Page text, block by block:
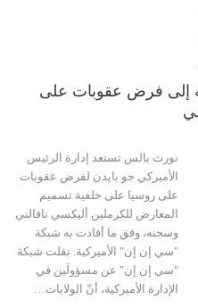
إلى فرض عقوبات على
نورث بالس تستعد إدارة الرئيس
الأميركي جو بايدن لفرض عقوبات
على روسيا على خلفية تسميم
المعارض للكرملين أليكسي نافالني
وسجنه، وفق ما أفادت به شبكة
"سي إن إن" الأميركية. نقلت شبكة
"سي إن إن" عن مسؤولَين في
الإدارة الأميركية، أنّ الولايات…